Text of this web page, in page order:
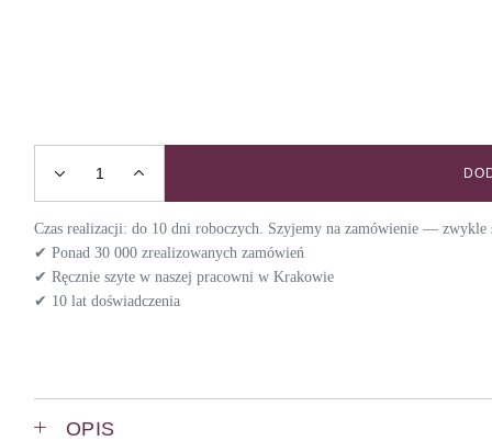
Szelki guard AMOUR / PUZZLE quantity
Czas realizacji: do 10 dni roboczych. Szyjemy na zamówienie — zwykle
✔ Ponad 30 000 zrealizowanych zamówień
✔ Ręcznie szyte w naszej pracowni w Krakowie
✔ 10 lat doświadczenia
OPIS